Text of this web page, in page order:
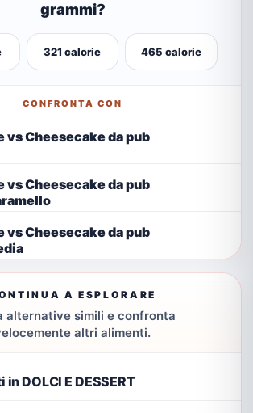
grammi?
321 calorie 465 calorie
CONFRONTA CON
vs Cheesecake da pub
vs Cheesecake da pub
vs Cheesecake da pub
A ESPLORARE
alternative simili e confronta
altri alimenti.
DOLCI E DESSERT